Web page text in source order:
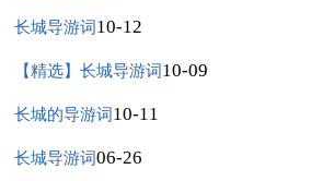
长城导游词 10-12
【精选】长城导游词 10-09
长城的导游词 10-11
长城导游词06-26